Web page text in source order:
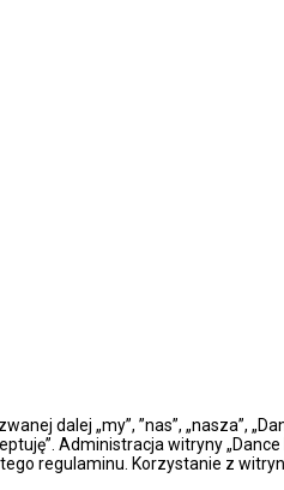
dalej „my”, ”nas”,
Administracja witryny
regulaminu. Korzystanie z